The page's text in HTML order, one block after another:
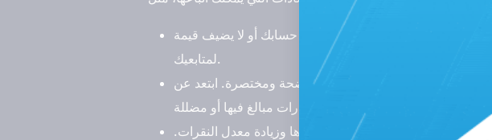
لا تروج لأي شيء لا يمت بصلة إلى حسابك أو لا يضيف قيمة
لمتابعيك.
جذابة وصور عالية الجودة ونصوص واضحة ومختصرة. ابتعد عن
في التغريدة وتحسين مظهرها وزيادة معدل النقرات.